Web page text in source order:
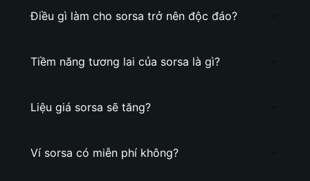
Điều gì làm cho sorsa trở nên độc đáo?
Tiềm năng tương lai của sorsa là gì?
Liệu giá sorsa sẽ tăng?
Ví sorsa có miễn phí không?